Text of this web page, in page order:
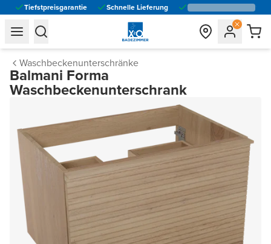
Tiefstpreisgarantie Schnelle Lieferung
general.navigation.toggle_menu.label
general.navigation.toggle_menu.label
Waschbeckenunterschränke
Balmani Forma
Waschbeckenunterschrank